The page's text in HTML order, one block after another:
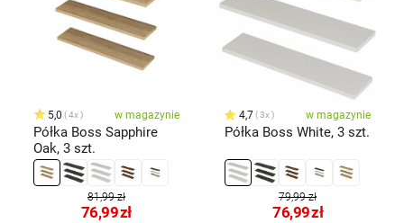
5,0 4x w magazynie
Półka Boss Sapphire
Oak, 3 szt.
81,99 zł
76,99zł
4,7 3x w magazynie
Półka Boss White, 3 szt.
79,99 zł
76,99zł